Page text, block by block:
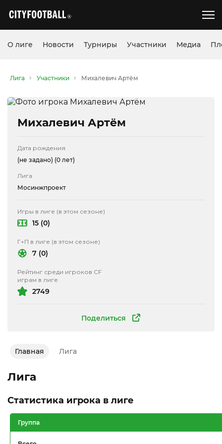
О лиге Новости Турниры Участники Медиа
Лига Участники Михалевич Артём
Михалевич Артём
Поделиться
Дата рождения
(не задано) (0 лет)
Лига
Мосинжпроект
Игры в лиге (в этом сезоне)
15 (0)
Г+П в лиге (в этом сезоне)
7 (0)
Рейтинг среди игроков CF
играм в лиге
2749
Главная Лига
Лига
Статистика игрока в лиге
Группа